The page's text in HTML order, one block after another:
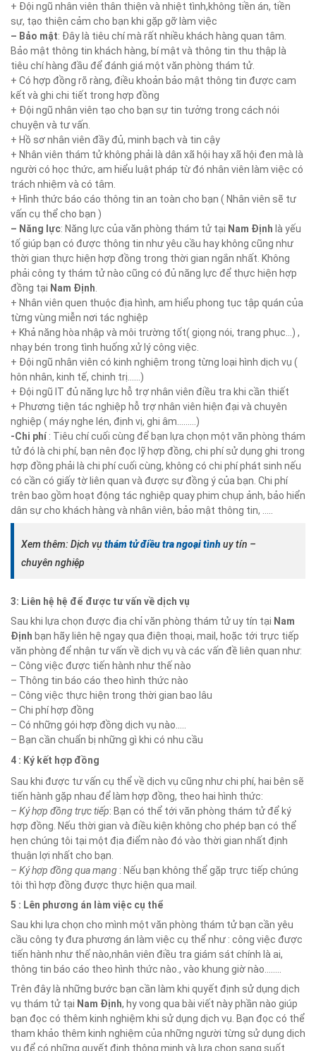
+ Đội ngũ nhân viên thân thiện và nhiệt tình,không tiền án, tiền
sự, tạo thiện cảm cho bạn khi gặp gỡ làm việc
– Bảo mật: Đây là tiêu chí mà rất nhiều khách hàng quan tâm.
Bảo mật thông tin khách hàng, bí mật và thông tin thu thập là
tiêu chí hàng đầu để đánh giá một văn phòng thám tử.
+ Có hợp đồng rõ ràng, điều khoản bảo mật thông tin được cam
kết và ghi chi tiết trong hợp đồng
+ Đội ngũ nhân viên tạo cho bạn sự tin tưởng trong cách nói
chuyện và tư vấn.
+ Hồ sơ nhân viên đầy đủ, minh bạch và tin cậy
+ Nhân viên thám tử không phải là dân xã hội hay xã hội đen mà là
người có học thức, am hiểu luật pháp từ đó nhân viên làm việc có
trách nhiệm và có tâm.
+ Hình thức báo cáo thông tin an toàn cho bạn ( Nhân viên sẽ tư
vấn cụ thể cho bạn )
– Năng lực: Năng lực của văn phòng thám tử tại Nam Định là yếu
tố giúp bạn có được thông tin như yêu cầu hay không cũng như
thời gian thực hiện hợp đồng trong thời gian ngắn nhất. Không
phải công ty thám tử nào cũng có đủ năng lực để thực hiện hợp
đồng tại Nam Định.
+ Nhân viên quen thuộc địa hình, am hiểu phong tục tập quán của
từng vùng miễn nơi tác nghiệp
+ Khả năng hòa nhập và môi trường tốt( giọng nói, trang phục…) ,
nhạy bén trong tình huống xử lý công việc.
+ Đội ngũ nhân viên có kinh nghiệm trong từng loại hình dịch vụ (
hôn nhân, kinh tế, chinh trị……)
+ Đội ngũ IT đủ năng lực hỗ trợ nhân viên điều tra khi cần thiết
+ Phương tiện tác nghiệp hỗ trợ nhân viên hiện đại và chuyên
nghiệp ( máy nghe lén, định vị, ghi âm………)
-Chi phí : Tiêu chí cuối cùng để bạn lựa chọn một văn phòng thám
tử đó là chi phí, bạn nên đọc lỹ hợp đồng, chi phí sử dụng ghi trong
hợp đồng phải là chi phí cuối cùng, không có chi phí phát sinh nếu
có cần có giấy tờ liên quan và được sự đồng ý của bạn. Chi phí
trên bao gồm hoạt động tác nghiệp quay phim chụp ảnh, bảo hiển
dân sự cho khách hàng và nhân viên, bảo mật thông tin, …..
Xem thêm: Dịch vụthám tử điều tra ngoại tìnhuy tín –
chuyên nghiệp
3: Liên hệ hệ để được tư vấn về dịch vụ
Sau khi lựa chọn được địa chỉ văn phòng thám tử uy tín tại Nam
Định bạn hãy liên hệ ngay qua điện thoại, mail, hoặc tới trực tiếp
văn phòng để nhận tư vấn về dịch vụ và các vấn đề liên quan như:
– Công việc được tiến hành như thế nào
– Thông tin báo cáo theo hình thức nào
– Công việc thực hiện trong thời gian bao lâu
– Chi phí hợp đồng
– Có những gói hợp đồng dịch vụ nào…..
– Bạn cần chuẩn bị những gì khi có nhu cầu
4 : Ký kết hợp đồng
Sau khi được tư vấn cụ thể về dịch vụ cũng như chi phí, hai bên sẽ
tiến hành gặp nhau để làm hợp đồng, theo hai hình thức:
– Ký hợp đồng trực tiếp: Bạn có thể tới văn phòng thám tử để ký
hợp đồng. Nếu thời gian và điều kiện không cho phép bạn có thể
hẹn chúng tôi tại một địa điểm nào đó vào thời gian nhất định
thuận lợi nhất cho bạn.
– Ký hợp đồng qua mạng : Nếu bạn không thể gặp trực tiếp chúng
tôi thì hợp đồng được thực hiện qua mail.
5 : Lên phương án làm việc cụ thể
Sau khi lựa chọn cho mình một văn phòng thám tử bạn cần yêu
cầu công ty đưa phương án làm việc cụ thể như : công việc được
tiến hành như thế nào,nhân viên điều tra giám sát chính là ai,
thông tin báo cáo theo hình thức nào., vào khung giờ nào……..
Trên đây là những bước bạn cần làm khi quyết định sử dụng dịch
vụ thám tử tại Nam Định, hy vong qua bài viết này phần nào giúp
bạn đọc có thêm kinh nghiệm khi sử dụng dịch vụ. Bạn đọc có thể
tham khảo thêm kinh nghiệm của những người từng sử dụng dịch
vụ để có những quyết định thông minh và lựa chọn sang suốt.